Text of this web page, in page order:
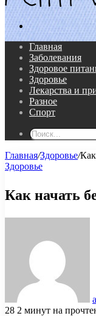
Поиск...
Главная
Заболевания
Здоровое
Здоровье
Лекарства и
Разное
Спорт
Главная/Здоровье/
Здоровье
Как начать
28 2 минут на